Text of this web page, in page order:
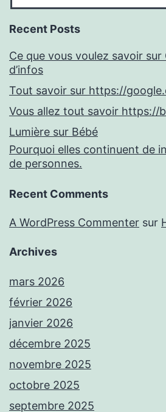
Recent Posts
Ce que vous voulez savoir
d’infos
Tout savoir sur https://
Vous allez tout savoir https://
Lumière sur Bébé
Pourquoi elles continuent de
de personnes.
Recent Comments
A WordPress Commenter sur
Archives
mars 2026
février 2026
janvier 2026
décembre 2025
novembre 2025
octobre 2025
septembre 2025